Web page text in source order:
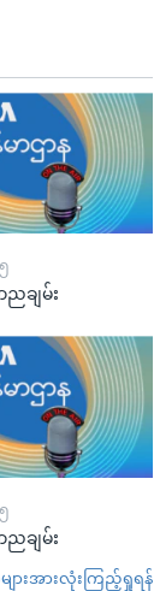
ညချမ်း
ညချမ်း
ားအားလုံးကြည့်ရှုရန်